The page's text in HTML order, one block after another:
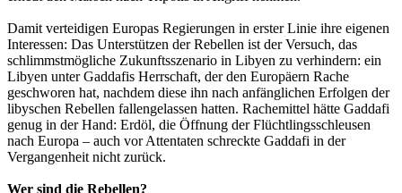
Damit verteidigen Europas Regierungen in erster Linie ihre eigenen
Interessen: Das Unterstützen der Rebellen ist der Versuch, das
schlimmstmögliche Zukunftsszenario in Libyen zu verhindern: ein
Libyen unter Gaddafis Herrschaft, der den Europäern Rache
geschworen hat, nachdem diese ihn nach anfänglichen Erfolgen der
libyschen Rebellen fallengelassen hatten. Rachemittel hätte Gaddafi
genug in der Hand: Erdöl, die Öffnung der Flüchtlingsschleusen
nach Europa – auch vor Attentaten schreckte Gaddafi in der
Vergangenheit nicht zurück.
Wer sind die Rebellen?